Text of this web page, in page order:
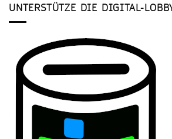
UNTERSTÜTZE DIE DIGITAL-